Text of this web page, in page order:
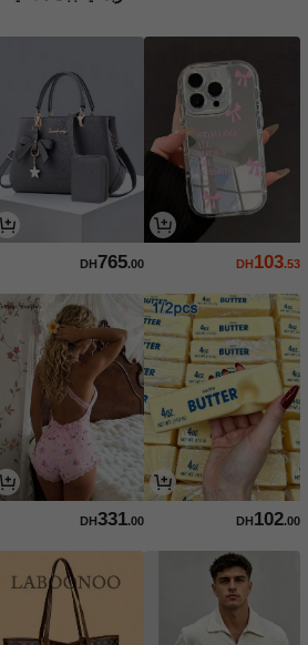
DH103.53
DH765.00
DH102.00
DH331.00